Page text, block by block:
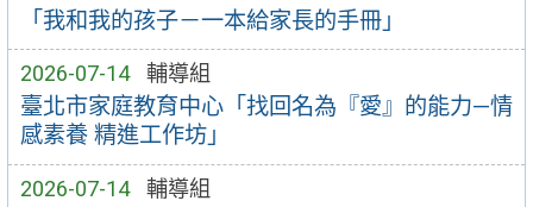
「我和我的孩子－一本給家長的手冊」
2026-07-14 輔導組
臺北市家庭教育中心「找回名為『愛』的能力—情
感素養 精進工作坊」
2026-07-14 輔導組